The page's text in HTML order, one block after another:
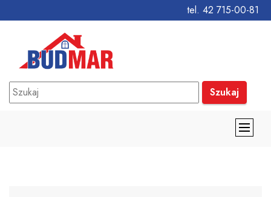
tel. 42 715-00-81
Szukaj